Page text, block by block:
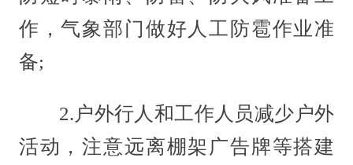
作，气象部门做好人工防雹作业准
备;
2.户外行人和工作人员减少户外
活动，注意远离棚架广告牌等搭建